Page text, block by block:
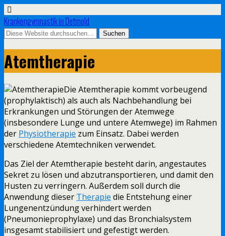
Krankengymnastik in Detmold
Atemtherapie
Die Atemtherapie kommt vorbeugend
(prophylaktisch) als auch als Nachbehandlung bei
Erkrankungen und Störungen der Atemwege
(insbesondere Lunge und untere Atemwege) im Rahmen
der Physiotherapie zum Einsatz. Dabei werden
verschiedene Atemtechniken verwendet.
Das Ziel der Atemtherapie besteht darin, angestautes
Sekret zu lösen und abzutransportieren, und damit den
Husten zu verringern. Außerdem soll durch die
Anwendung dieser Therapie die Entstehung einer
Lungenentzündung verhindert werden
(Pneumonieprophylaxe) und das Bronchialsystem
insgesamt stabilisiert und gefestigt werden.